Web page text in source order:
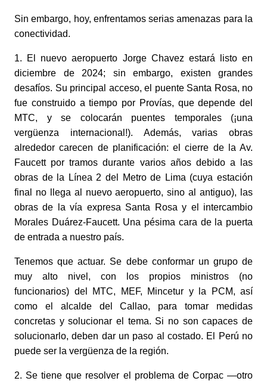
Sin embargo, hoy, enfrentamos serias amenazas para la
conectividad.
1. El nuevo aeropuerto Jorge Chavez estará listo en
diciembre de 2024; sin embargo, existen grandes
desafíos. Su principal acceso, el puente Santa Rosa, no
fue construido a tiempo por Provías, que depende del
MTC, y se colocarán puentes temporales (¡una
vergüenza internacional!). Además, varias obras
alrededor carecen de planificación: el cierre de la Av.
Faucett por tramos durante varios años debido a las
obras de la Línea 2 del Metro de Lima (cuya estación
final no llega al nuevo aeropuerto, sino al antiguo), las
obras de la vía expresa Santa Rosa y el intercambio
Morales Duárez-Faucett. Una pésima cara de la puerta
de entrada a nuestro país.
Tenemos que actuar. Se debe conformar un grupo de
muy alto nivel, con los propios ministros (no
funcionarios) del MTC, MEF, Mincetur y la PCM, así
como el alcalde del Callao, para tomar medidas
concretas y solucionar el tema. Si no son capaces de
solucionarlo, deben dar un paso al costado. El Perú no
puede ser la vergüenza de la región.
2. Se tiene que resolver el problema de Corpac —otro